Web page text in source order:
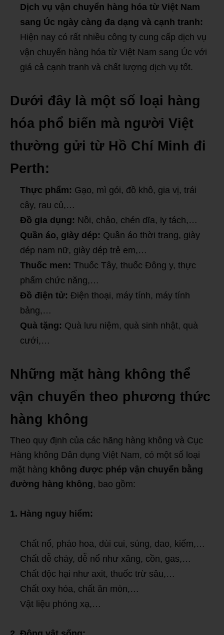
Dịch vụ vận chuyển hàng hóa từ Việt Nam
sang Úc ngày càng đa dạng và cạnh tranh:
Hiện nay có rất nhiều công ty cung cấp dịch vụ
vận chuyển hàng hóa từ Việt Nam sang Úc với
giá cả cạnh tranh và chất lượng dịch vụ tốt.
Dưới đây là một số loại hàng
hóa phổ biến mà người Việt
thường gửi từ Hồ Chí Minh đi
Perth:
Thực phẩm: Gạo, mì gói, đồ khô, gia vị, trái
cây, rau củ,…
Đồ gia dụng: Nồi, chảo, chén dĩa, ly tách,…
Quần áo, giày dép: Quần áo thời trang, giày
dép nam nữ, giày dép trẻ em,…
Thuốc men: Thuốc Tây, thuốc Đông y, thực
phẩm chức năng,…
Đồ điện tử: Điện thoại, máy tính, máy tính
bảng,…
Quà tặng: Quà lưu niệm, quà sinh nhật, quà
cưới,…
Những mặt hàng không thể
vận chuyển theo phương thức
hàng không
Theo quy định của các hãng hàng không và Cục
Hàng không Dân dụng Việt Nam, có một số loại
mặt hàng không được phép vận chuyển bằng
đường hàng không, bao gồm:
1. Hàng nguy hiểm:
Chất nổ, pháo hoa, dùi cui, súng, dao, kiếm,…
Chất dễ cháy, dễ nổ như xăng, cồn, gas,…
Chất độc hại như axit, thuốc trừ sâu,…
Chất oxy hóa, chất ăn mòn,…
Vật liệu phóng xạ,…